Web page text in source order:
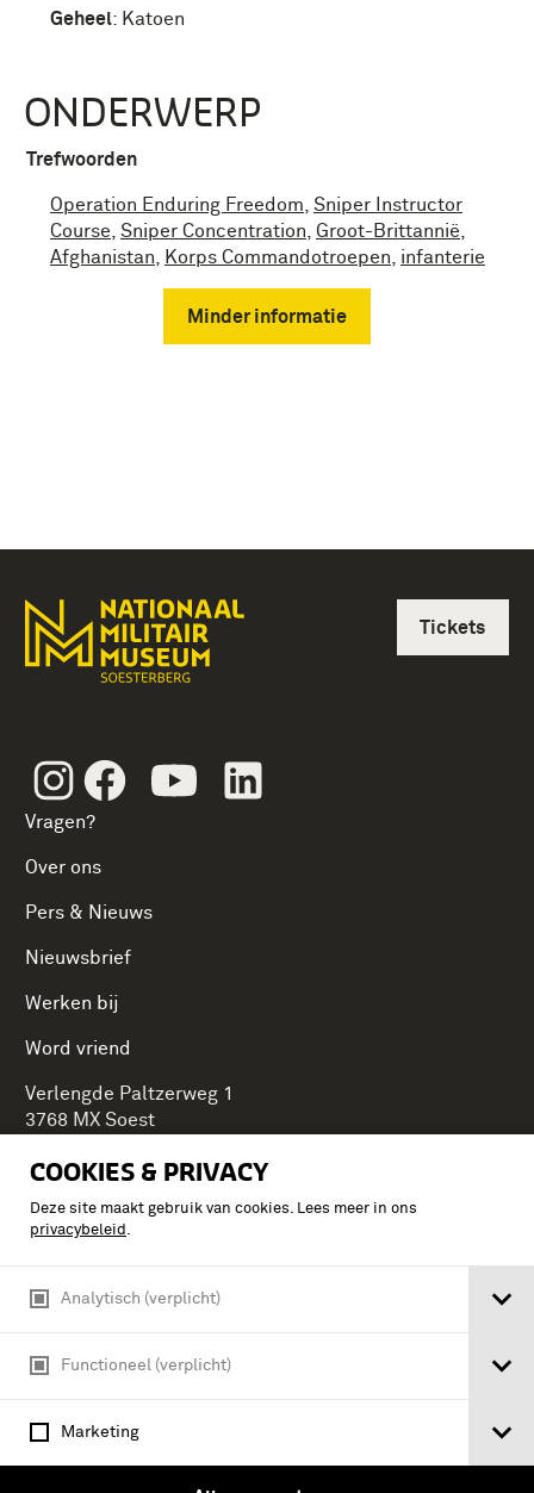
COOKIES & PRIVACY
Deze site maakt gebruik van cookies. Lees meer in ons
privacybeleid .
Analytisch (verplicht)
Functioneel (verplicht)
Marketing
Geheel: Katoen
ONDERWERP
Trefwoorden
Operation Enduring Freedom Sniper Instructor
Course Sniper Concentration Groot-Brittannië
Afghanistan
Korps Commandotroepen infanterie
Minder informatie
InstagramFacebookYoutube
Vragen?
Over ons
Pers & Nieuws
Nieuwsbrief
Werken bij
Word vriend
Tickets
Verlengde Paltzerweg 1
3768 MX Soest
Onderdeel van Stichting Koninklijke Defensiemusea,